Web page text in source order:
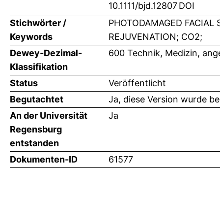
10.1111/bjd.12807DOI
Stichwörter /
Keywords
PHOTODAMAGED
REJUVENATION; CO2;
Dewey-Dezimal-
Klassifikation
600 Technik, Medizin,
Status
Veröffentlicht
Begutachtet
Ja, diese Version wurde
An der Universität
Regensburg
entstanden
Ja
Dokumenten-ID 61577